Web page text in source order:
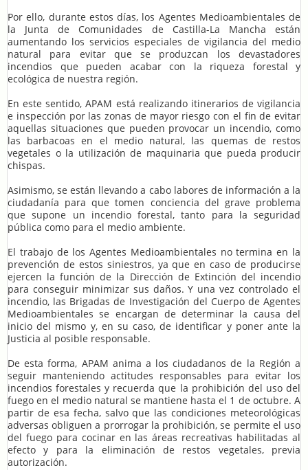
Por ello, durante estos días, los Agentes Medioambientales de
la Junta de Comunidades de Castilla-La Mancha están
aumentando los servicios especiales de vigilancia del medio
natural para evitar que se produzcan los devastadores
incendios que pueden acabar con la riqueza forestal y
ecológica de nuestra región.
En este sentido, APAM está realizando itinerarios de vigilancia
e inspección por las zonas de mayor riesgo con el fin de evitar
aquellas situaciones que pueden provocar un incendio, como
las barbacoas en el medio natural, las quemas de restos
vegetales o la utilización de maquinaria que pueda producir
chispas.
Asimismo, se están llevando a cabo labores de información a la
ciudadanía para que tomen conciencia del grave problema
que supone un incendio forestal, tanto para la seguridad
pública como para el medio ambiente.
El trabajo de los Agentes Medioambientales no termina en la
prevención de estos siniestros, ya que en caso de producirse
ejercen la función de la Dirección de Extinción del incendio
para conseguir minimizar sus daños. Y una vez controlado el
incendio, las Brigadas de Investigación del Cuerpo de Agentes
Medioambientales se encargan de determinar la causa del
inicio del mismo y, en su caso, de identificar y poner ante la
Justicia al posible responsable.
De esta forma, APAM anima a los ciudadanos de la Región a
seguir manteniendo actitudes responsables para evitar los
incendios forestales y recuerda que la prohibición del uso del
fuego en el medio natural se mantiene hasta el 1 de octubre. A
partir de esa fecha, salvo que las condiciones meteorológicas
adversas obliguen a prorrogar la prohibición, se permite el uso
del fuego para cocinar en las áreas recreativas habilitadas al
efecto y para la eliminación de restos vegetales, previa
autorización.